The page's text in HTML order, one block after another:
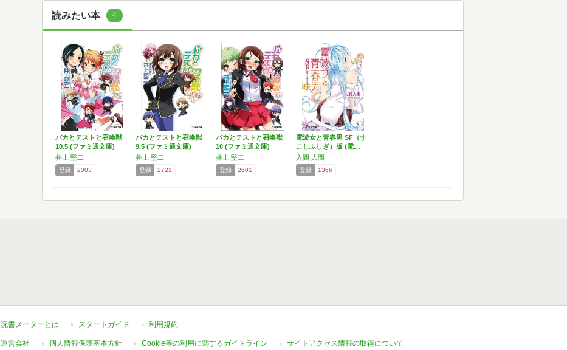
読みたい本 4
バカとテストと召喚獣
10.5 (ファミ通文庫)
井上 堅二
登録 2003
バカとテストと召喚獣
9.5 (ファミ通文庫)
井上 堅二
登録 2721
バカとテストと召喚獣
10 (ファミ通文庫)
井上 堅二
登録 2601
電波女と青春男 SF（す
こしふしぎ）版 (電…
入間 人間
登録 1366
読書メーターとは スタートガイド 利用規約
運営会社 個人情報保護基本方針 Cookie等の利用に関するガイドライン サイトアクセス情報の取得について